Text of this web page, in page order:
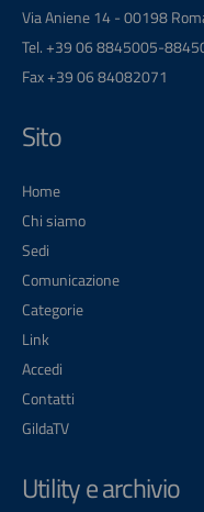
Via Aniene 14 - 00198
Tel. +39 06 8845005-
Fax +39 06 84082071
Sito
Home
Chi siamo
Sedi
Comunicazione
Categorie
Link
Accedi
Contatti
GildaTV
Utility e archivio